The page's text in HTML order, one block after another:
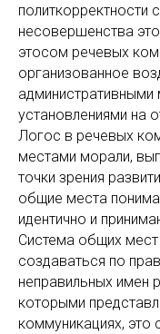
политкорректности
несовершенства
этосом речевых
организованное
установлениями на
Логос в речевых
местами морали,
точки зрения
общие места
идентично и
Система общих
создаваться по
неправильных имен
которыми
коммуникациях, это